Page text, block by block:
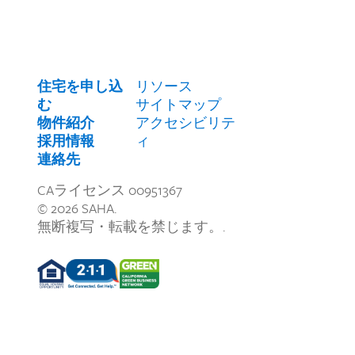
住宅を申し込
む
物件紹介
採用情報
連絡先
リソース
サイトマップ
アクセシビリテ
ィ
CAライセンス 00951367
© 2026 SAHA.
無断複写・転載を禁じます。.